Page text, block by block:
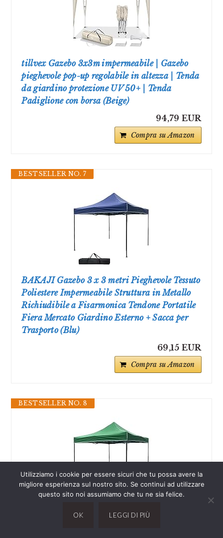
tillvex Gazebo 3x3m impermeabile | Gazebo
pieghevole pop-up regolabile in altezza | Tenda
da giardino protezione UV 50+ | Tenda
Padiglione con borsa (Beige)
94,79 EUR
Compra su Amazon
BESTSELLER NO. 7
BAKAJI Gazebo 3 x 3 metri Pieghevole Tessuto
Poliestere Impermeabile Struttura in Metallo
Richiudibile a Fisarmonica Tendone Portatile
Fiera Mercato Giardino Esterno + Sacca per
Trasporto (Blu)
69,15 EUR
Compra su Amazon
BESTSELLER NO. 8
BAKAJI Gazebo 3 x 3 metri Pieghevole Tessuto
Utilizziamo i cookie per essere sicuri che tu possa avere la
migliore esperienza sul nostro sito. Se continui ad utilizzare
questo sito noi assumiamo che tu ne sia felice.
OK LEGGI DI PIÙ